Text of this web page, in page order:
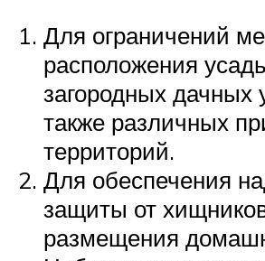
Для ограничений
расположения
загородных дачных
также различных
территорий.
Для обеспечения
защиты от
размещения